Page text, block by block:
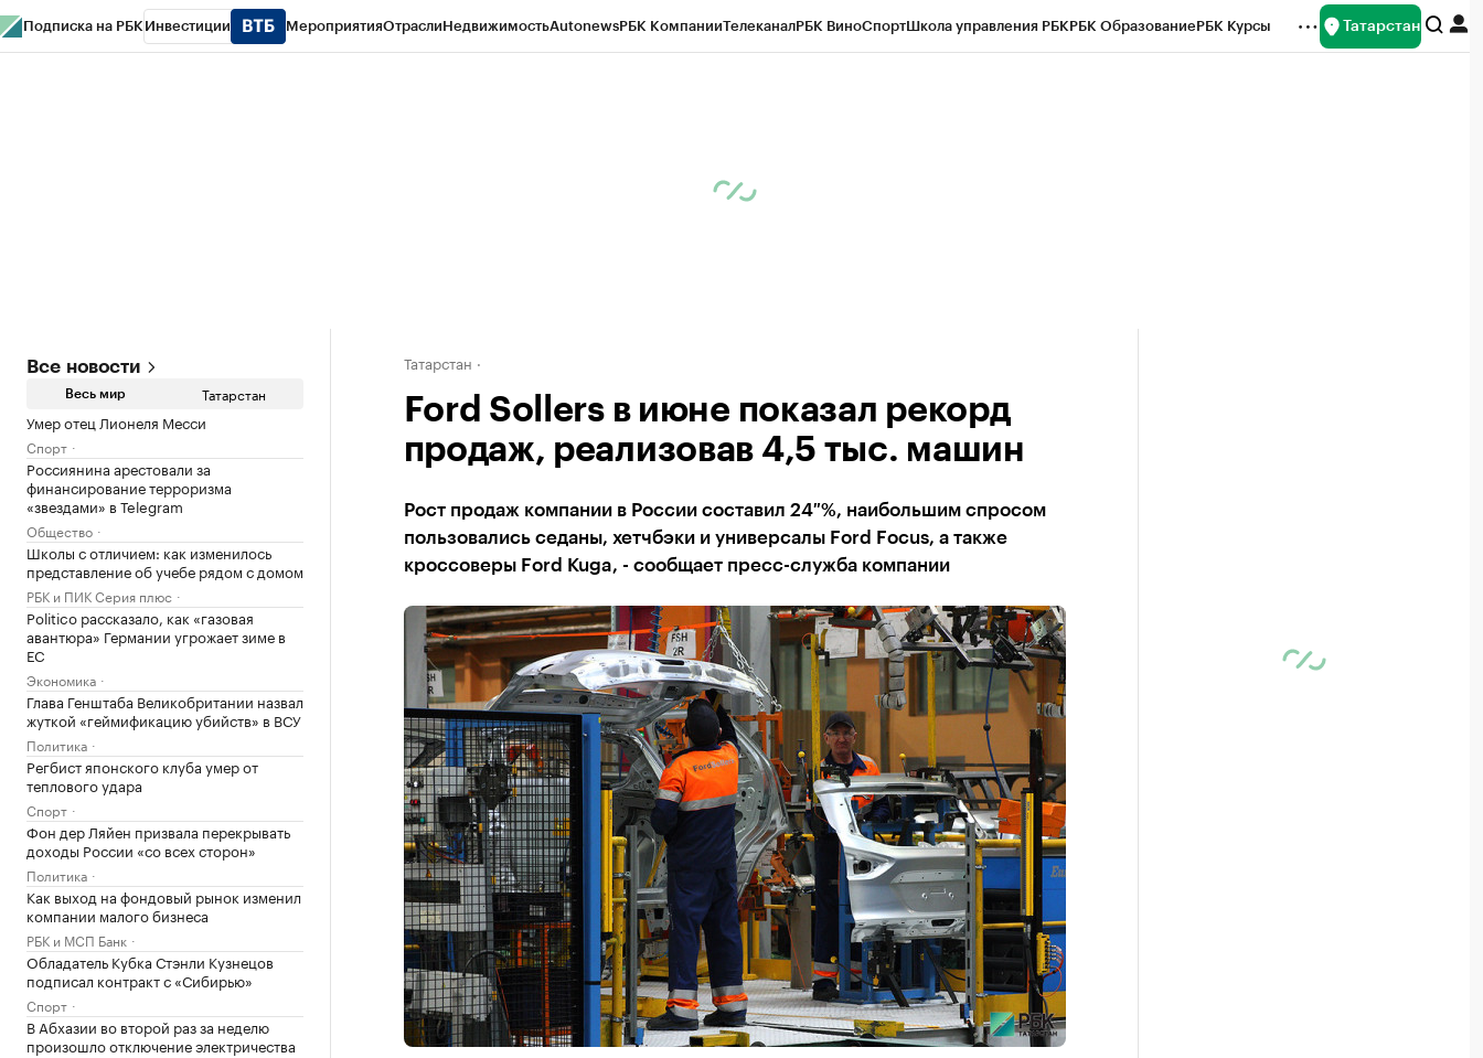
Подписка на РБК Инвестиции МероприятияОтраслиНедвижимостьAutonewsРБК КомпанииТелеканалРБК ВиноСпортШкола управления РБКРБК ОбразованиеРБК Курсы Татарстан
Все новости
Весь мир Татарстан
Умер отец Лионеля Месси
Спорт
Россиянина арестовали за
финансирование терроризма
«звездами» в Telegram
Общество
Школы с отличием: как изменилось
представление об учебе рядом с домом
РБК и ПИК Серия плюс
Politico рассказало, как «газовая
авантюра» Германии угрожает зиме в
ЕС
Экономика
Глава Генштаба Великобритании назвал
жуткой «геймификацию убийств» в ВСУ
Политика
Регбист японского клуба умер от
теплового удара
Спорт
Фон дер Ляйен призвала перекрывать
доходы России «со всех сторон»
Политика
Как выход на фондовый рынок изменил
компании малого бизнеса
РБК и МСП Банк
Обладатель Кубка Стэнли Кузнецов
подписал контракт с «Сибирью»
Спорт
В Абхазии во второй раз за неделю
произошло отключение электричества
Татарстан
Ford Sollers в июне показал рекорд
продаж, реализовав 4,5 тыс. машин
Рост продаж компании в России составил 24 %, наибольшим спросом
пользовались седаны, хетчбэки и универсалы Ford Focus, а также
кроссоверы Ford Kuga, - сообщает пресс-служба компании